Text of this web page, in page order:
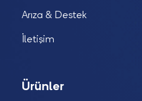
Arıza & Destek
İletişim
Ürünler